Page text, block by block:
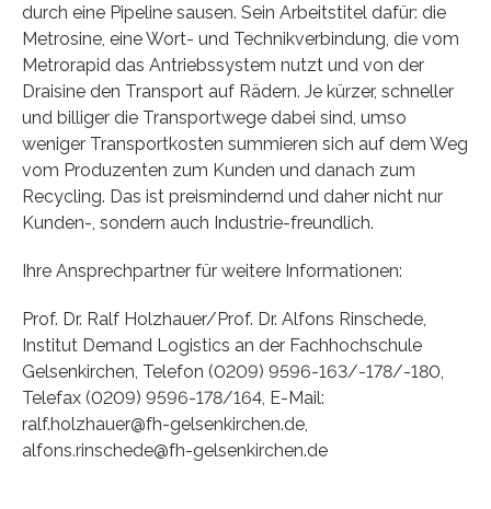
durch eine Pipeline sausen. Sein Arbeitstitel dafür: die
Metrosine, eine Wort- und Technikverbindung, die vom
Metrorapid das Antriebssystem nutzt und von der
Draisine den Transport auf Rädern. Je kürzer, schneller
und billiger die Transportwege dabei sind, umso
weniger Transportkosten summieren sich auf dem Weg
vom Produzenten zum Kunden und danach zum
Recycling. Das ist preismindernd und daher nicht nur
Kunden-, sondern auch Industrie-freundlich.
Ihre Ansprechpartner für weitere Informationen:
Prof. Dr. Ralf Holzhauer/Prof. Dr. Alfons Rinschede,
Institut Demand Logistics an der Fachhochschule
Gelsenkirchen, Telefon (0209) 9596-163/-178/-180,
Telefax (0209) 9596-178/164, E-Mail:
ralf.holzhauer@fh-gelsenkirchen.de,
alfons.rinschede@fh-gelsenkirchen.de